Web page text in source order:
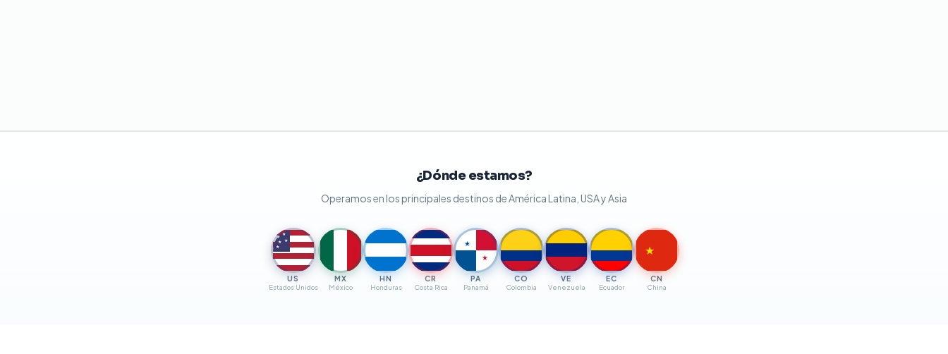
¿Dónde estamos?
Operamos en los principales destinos de América Latina, USA y Asia
★ ★
★
★
★
US
Estados Unidos
MX
México
HN
Honduras
CR
Costa Rica
★
★
PA
Panamá
CO
Colombia
VE
Venezuela
EC
Ecuador
★
CN
China